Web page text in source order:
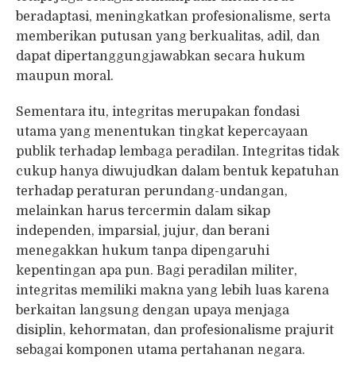
beradaptasi, meningkatkan profesionalisme, serta
memberikan putusan yang berkualitas, adil, dan
dapat dipertanggungjawabkan secara hukum
maupun moral.
Sementara itu, integritas merupakan fondasi
utama yang menentukan tingkat kepercayaan
publik terhadap lembaga peradilan. Integritas tidak
cukup hanya diwujudkan dalam bentuk kepatuhan
terhadap peraturan perundang-undangan,
melainkan harus tercermin dalam sikap
independen, imparsial, jujur, dan berani
menegakkan hukum tanpa dipengaruhi
kepentingan apa pun. Bagi peradilan militer,
integritas memiliki makna yang lebih luas karena
berkaitan langsung dengan upaya menjaga
disiplin, kehormatan, dan profesionalisme prajurit
sebagai komponen utama pertahanan negara.